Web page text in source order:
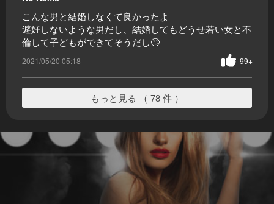
こんな男と結婚しなくて良かったよ
避妊しないような男だし、結婚してもどうせ若い女と不
倫して子どもができてそうだし🙄
2021/05/20 05:18 99+
もっと見る （ 78 件 ）